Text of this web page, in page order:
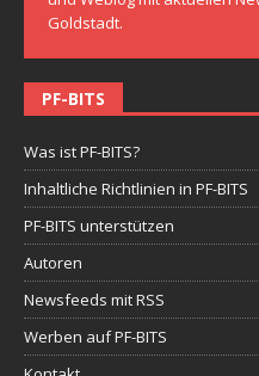
Goldstadt.
PF-BITS
Was ist PF-BITS?
Inhaltliche Richtlinien in PF-BITS
PF-BITS unterstützen
Autoren
Newsfeeds mit RSS
Werben auf PF-BITS